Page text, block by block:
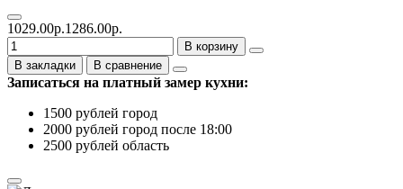
1029.00р.1286.00р.
В корзину
В закладки
В сравнение
Записаться на платный замер кухни:
1500 рублей город
2000 рублей город после 18:00
2500 рублей область